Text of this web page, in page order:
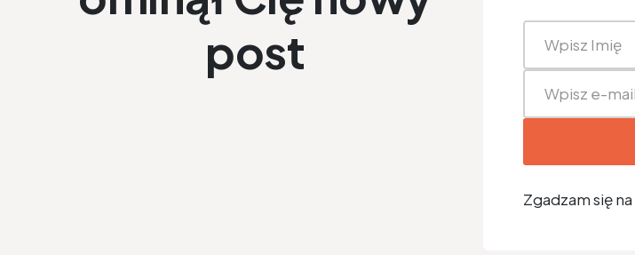
post
Zgadzam się na